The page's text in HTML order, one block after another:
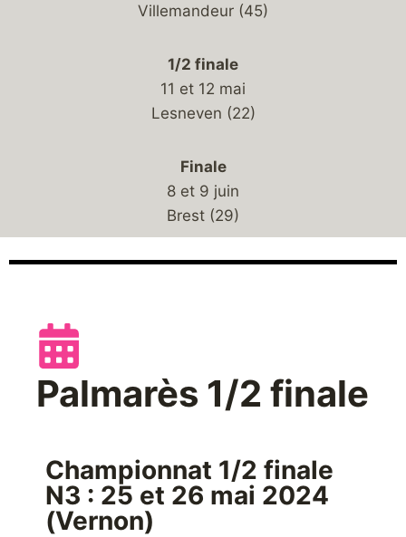
Villemandeur (45)
1/2 finale
11 et 12 mai
Lesneven (22)
Finale
8 et 9 juin
Brest (29)
Palmarès 1/2 finale
Championnat 1/2 finale
N3 : 25 et 26 mai 2024
(Vernon)